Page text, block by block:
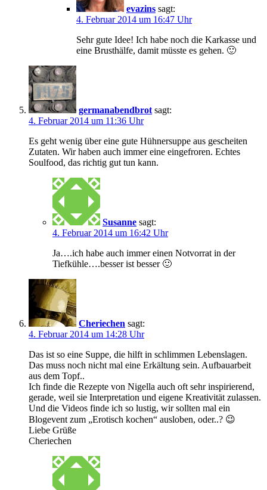
evazins sagt:
4. Februar 2014 um 16:47 Uhr
Sehr gute Idee! Ich habe noch die Karkasse und
eine Brusthälfe, damit müsste es gehen. 🙂
germanabendbrot sagt:
4. Februar 2014 um 11:36 Uhr
Es geht wenig über eine gute Hühnersuppe aus gescheiten
Zutaten. Wir haben auch immer eine eingefroren. Echtes
Soulfood, das richtig gut tun kann.
Susanne sagt:
4. Februar 2014 um 16:42 Uhr
Ja….ich habe auch immer einen Notvorrat in der
Tiefkühle….besser ist besser 🙂
Cheriechen sagt:
4. Februar 2014 um 14:28 Uhr
Das ist so eine Suppe, die hilft in schlimmen Lebenslagen.
Das muss noch nicht mal eine Erkältung sein. Aufbauarbeit
aus dem Topf..
Ich finde die Rezepte von Nigella auch oft sehr inspirierend,
gerade, weil sie Interpretation und eigene Kreativität zulassen.
Und die Videos finde ich so lustig, wir sollten mal ein
Blogevent zum „Erotisch kochen“ ausloben, oder..? 😉
Liebe Grüße
Cheriechen